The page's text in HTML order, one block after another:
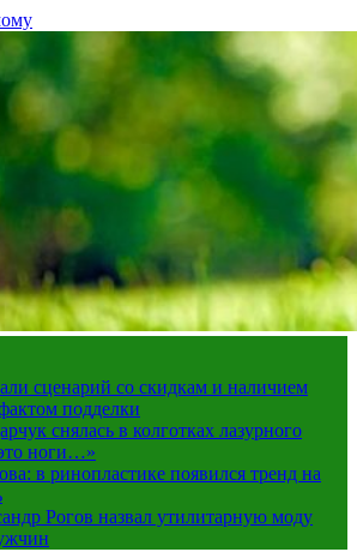
сценарий со скидкам и наличием
подделки
снялась в колготках лазурного
ноги…»
в ринопластике появился тренд на
Рогов назвал утилитарную моду